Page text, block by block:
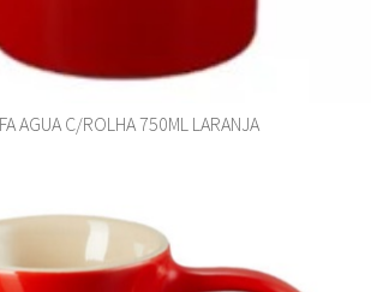
AGUA C/ROLHA 750ML LARANJA